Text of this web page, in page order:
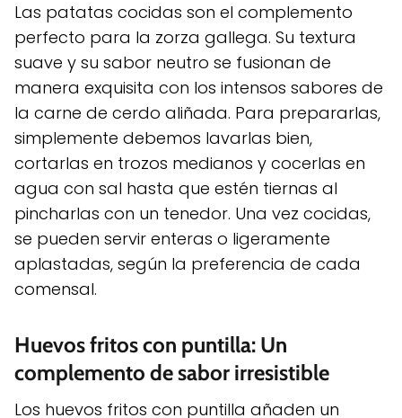
Las patatas cocidas son el complemento
perfecto para la zorza gallega. Su textura
suave y su sabor neutro se fusionan de
manera exquisita con los intensos sabores de
la carne de cerdo aliñada. Para prepararlas,
simplemente debemos lavarlas bien,
cortarlas en trozos medianos y cocerlas en
agua con sal hasta que estén tiernas al
pincharlas con un tenedor. Una vez cocidas,
se pueden servir enteras o ligeramente
aplastadas, según la preferencia de cada
comensal.
Huevos fritos con puntilla: Un
complemento de sabor irresistible
Los huevos fritos con puntilla añaden un